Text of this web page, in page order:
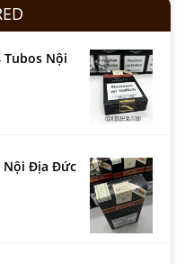
Tubos Nội
Nội Địa Đức